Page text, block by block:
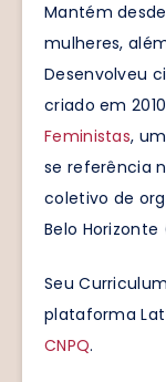
Mantém
mulheres,
Desenvolveu
criado em
Feministas,
se referência
coletivo de
Belo Horizonte
Seu
plataforma
CNPQ.